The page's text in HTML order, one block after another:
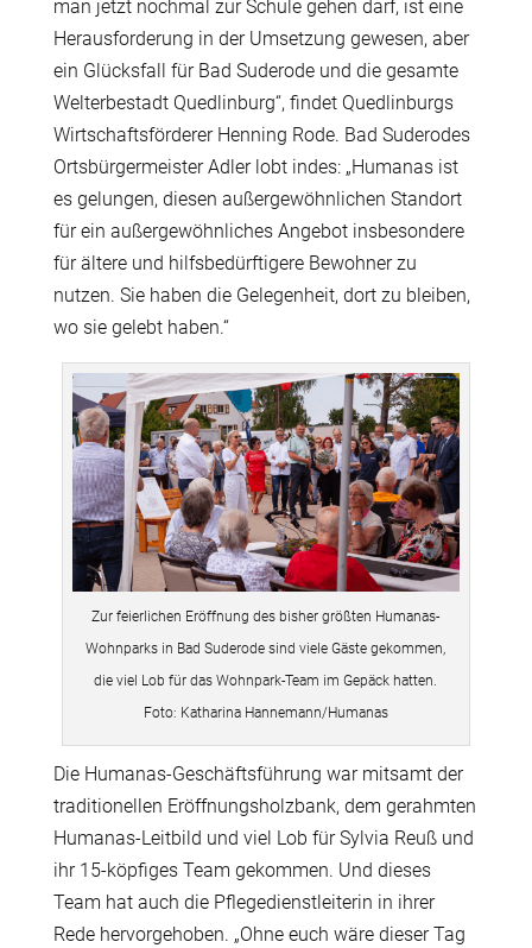
man jetzt nochmal zur Schule gehen darf, ist eine
Herausforderung in der Umsetzung gewesen, aber
ein Glücksfall für Bad Suderode und die gesamte
Welterbestadt Quedlinburg“, findet Quedlinburgs
Wirtschaftsförderer Henning Rode. Bad Suderodes
Ortsbürgermeister Adler lobt indes: „Humanas ist
es gelungen, diesen außergewöhnlichen Standort
für ein außergewöhnliches Angebot insbesondere
für ältere und hilfsbedürftigere Bewohner zu
nutzen. Sie haben die Gelegenheit, dort zu bleiben,
wo sie gelebt haben.“
Zur feierlichen Eröffnung des bisher größten Humanas-
Wohnparks in Bad Suderode sind viele Gäste gekommen,
die viel Lob für das Wohnpark-Team im Gepäck hatten.
Foto: Katharina Hannemann/Humanas
Die Humanas-Geschäftsführung war mitsamt der
traditionellen Eröffnungsholzbank, dem gerahmten
Humanas-Leitbild und viel Lob für Sylvia Reuß und
ihr 15-köpfiges Team gekommen. Und dieses
Team hat auch die Pflegedienstleiterin in ihrer
Rede hervorgehoben. „Ohne euch wäre dieser Tag